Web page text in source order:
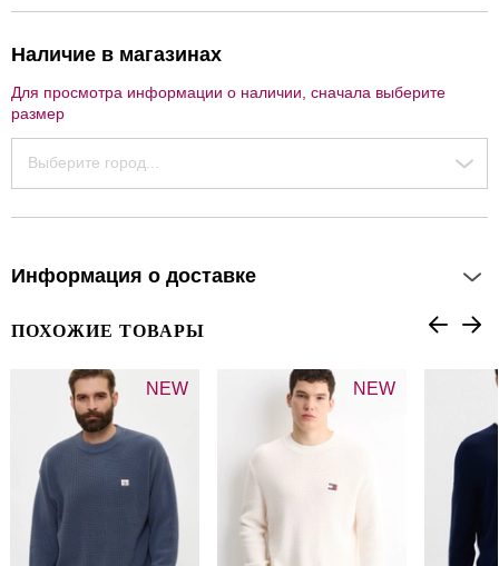
Наличие в магазинах
Для просмотра информации о наличии, сначала выберите
размер
Выберите город...
Информация о доставке
ПОХОЖИЕ ТОВАРЫ
NEW NEW